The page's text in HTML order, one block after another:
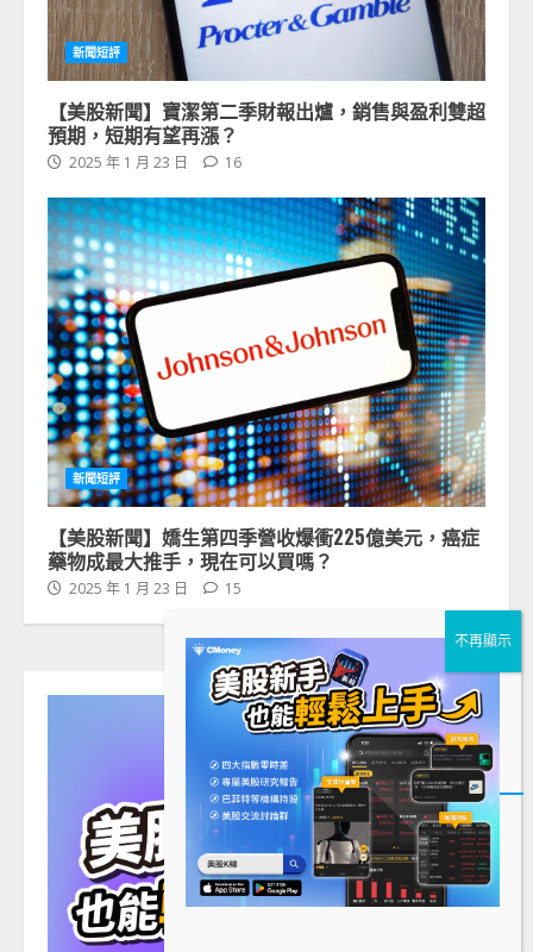
新聞短評
【美股新聞】寶潔第二季財報出爐，銷售與盈利雙超
預期，短期有望再漲？
2025 年 1 月 23 日 16
新聞短評
【美股新聞】嬌生第四季營收爆衝225億美元，癌症
藥物成最大推手，現在可以買嗎？
2025 年 1 月 23 日 15